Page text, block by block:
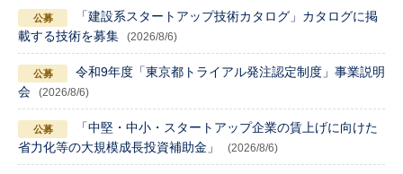
「建設系スタートアップ技術カタログ」カタログに掲
載する技術を募集
(2026/8/6)
令和9年度「東京都トライアル発注認定制度」事業説明
会
(2026/8/6)
「中堅・中小・スタートアップ企業の賃上げに向けた
省力化等の大規模成長投資補助金」
(2026/8/6)